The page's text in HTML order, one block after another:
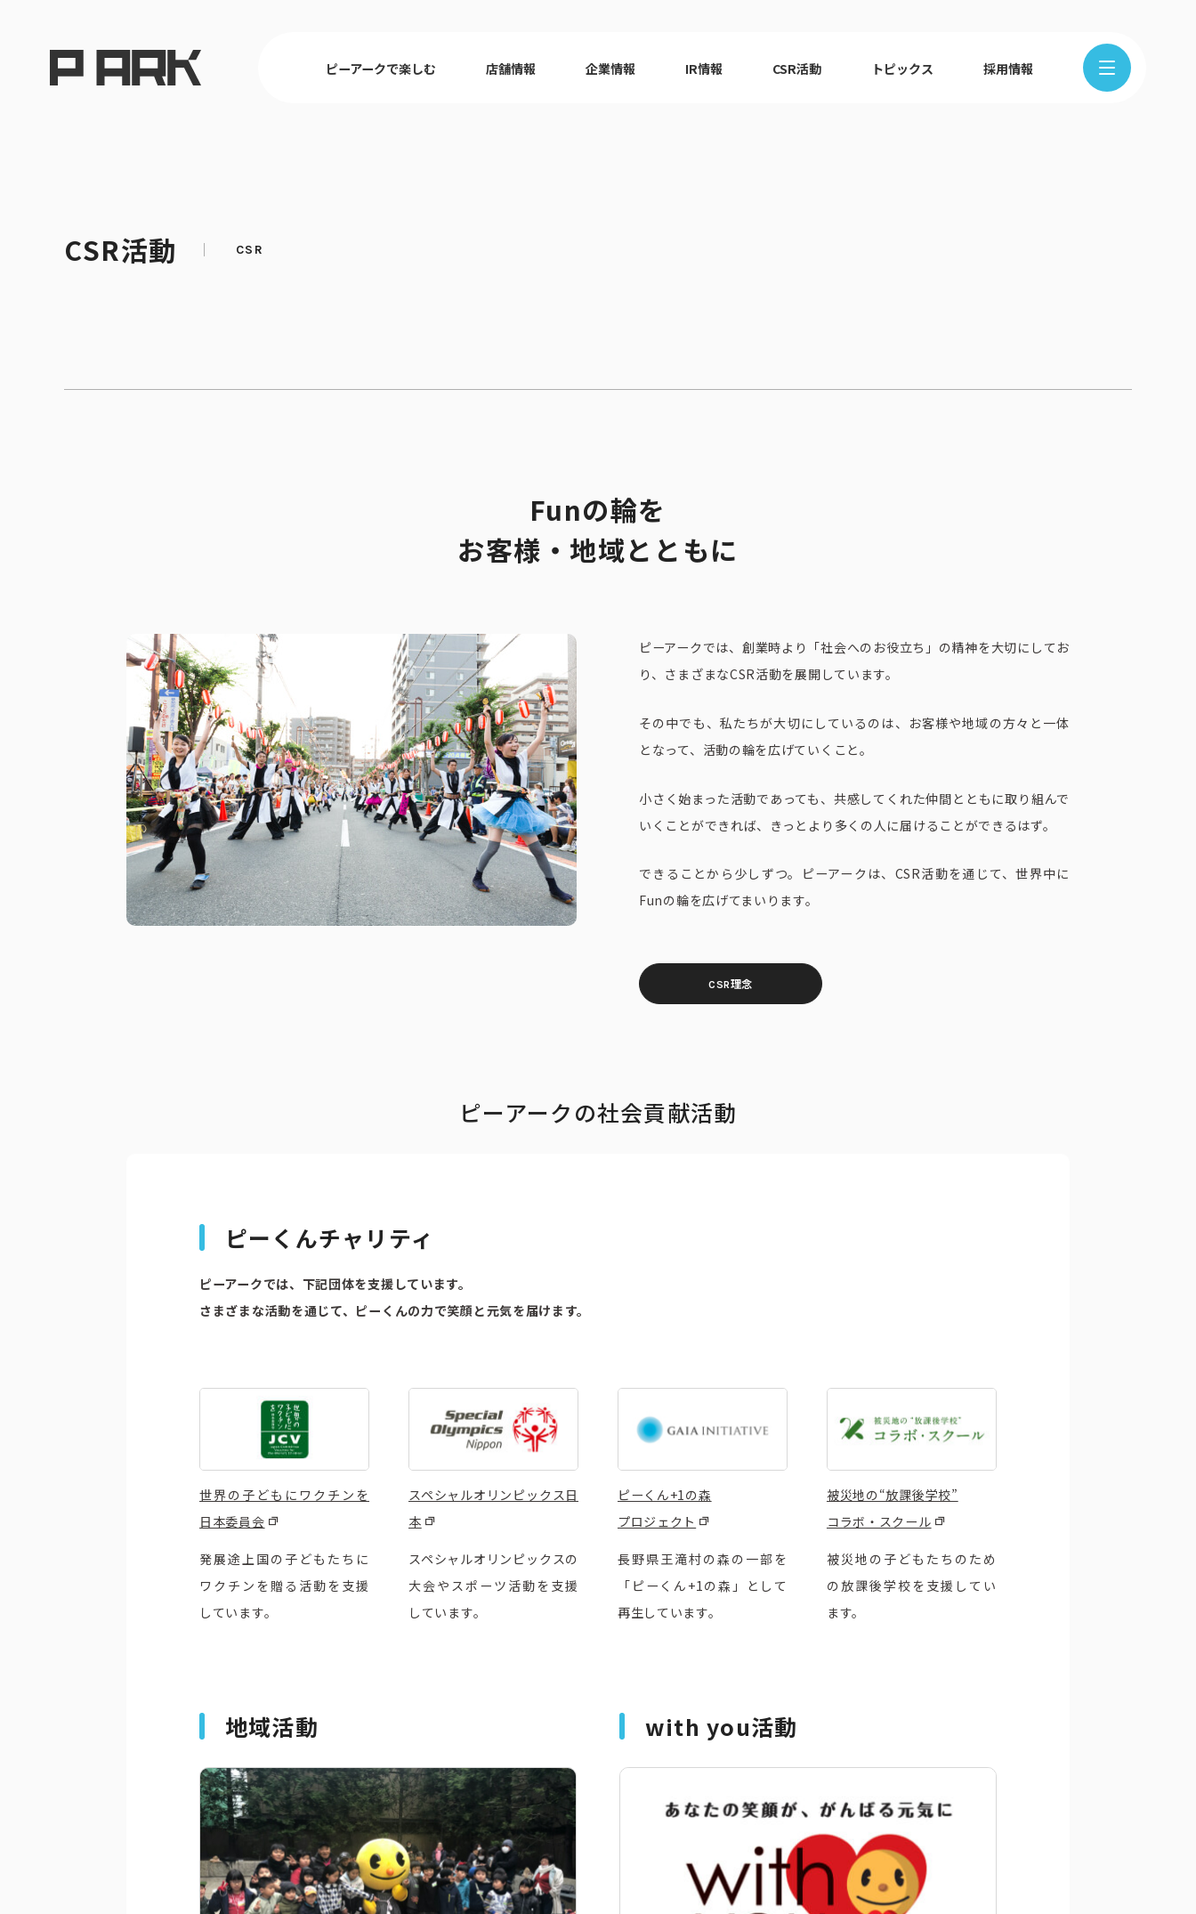
ピーアークで楽しむ 店舗情報 企業情報 IR情報 CSR活動 トピックス 採用情報
ピーアークで楽しむ 企業情報
会社概要
CSR活動
CSR理念
ピーアークで楽しむ トップ
店舗情報 トップ
企業情報 トップ
CSR活動 トップ
CSR活動
Funの輪を
お客様・地域とともに
ピーアークでは、創業時より「社会へのお役立ち」の精神を大切にしてお
り、さまざまなCSR活動を展開しています。
その中でも、私たちが大切にしているのは、お客様や地域の方々と一体
となって、活動の輪を広げていくこと。
小さく始まった活動であっても、共感してくれた仲間とともに取り組んで
いくことができれば、きっとより多くの人に届けることができるはず。
できることから少しずつ。ピーアークは、CSR活動を通じて、世界中に
Funの輪を広げてまいります。
CSR理念
ピーアークの社会貢献活動
ピーくんチャリティ
ピーアークでは、下記団体を支援しています。
さまざまな活動を通じて、ピーくんの力で笑顔と元気を届けます。
世界の子どもにワクチンを
日本委員会
発展途上国の子どもたちに
ワクチンを贈る活動を支援
しています。
スペシャルオリンピックス日
本
スペシャルオリンピックスの
大会やスポーツ活動を支援
しています。
ピーくん+1の森
プロジェクト
長野県王滝村の森の一部を
「ピーくん+1の森」として
再生しています。
被災地の“放課後学校”
コラボ・スクール
被災地の子どもたちのため
の放課後学校を支援してい
ます。
地域活動 with you活動